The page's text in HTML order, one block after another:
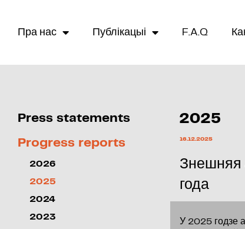
Пра нас Публікацыі F.A.Q
Press statements
Progress reports
2026
2025
2024
2023
2025
16.12.2025
Знешняя
года
У 2025 годзе